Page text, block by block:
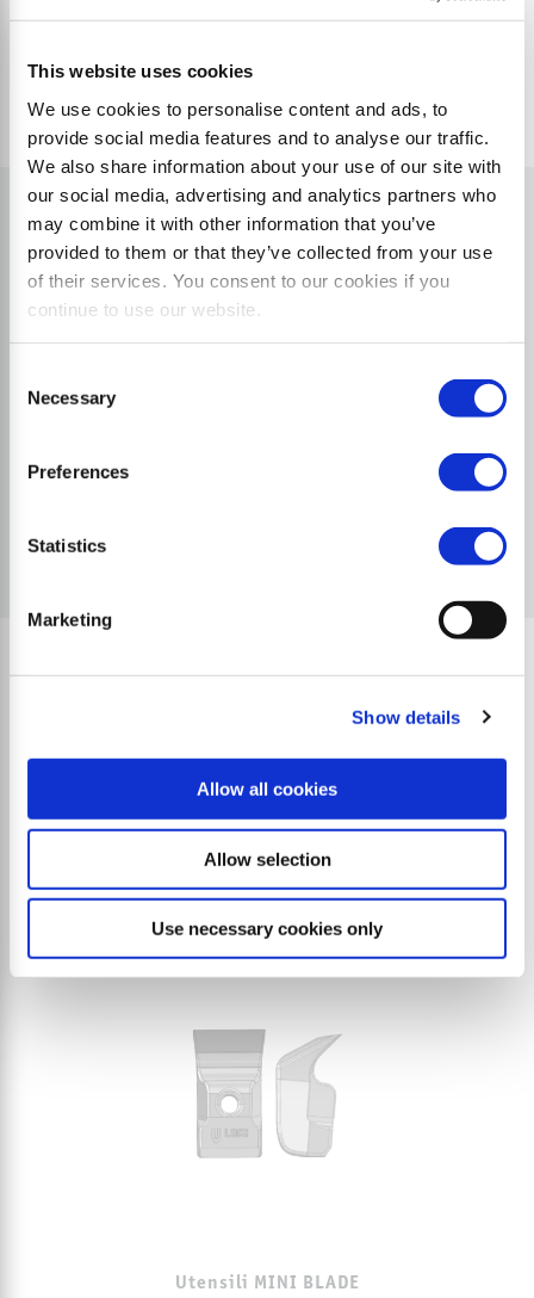
This website uses cookies
We use cookies to personalise content and ads, to
provide social media features and to analyse our traffic.
We also share information about your use of our site with
our social media, advertising and analytics partners who
may combine it with other information that you’ve
provided to them or that they’ve collected from your use
of their services. You consent to our cookies if you
continue to use our website.
Selection
Necessary
Preferences
Statistics
Marketing
Show details
Allow all cookies
Allow selection
Use necessary cookies only
MINI BLADE
Applicazioni
Fresatura del legno
Fresatura di ceppaie
Scegliete tra le altre Martelli
e utensili
PIÙ PICCOLO PIÙ GRANDE
Utensili MINI BLADE